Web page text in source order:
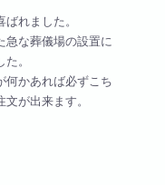
れました。
急な葬儀場の設置に
。
何かあれば必ずこち
が出来ます。